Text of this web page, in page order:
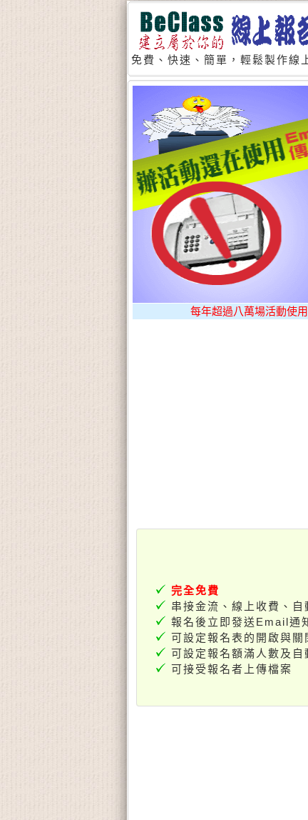
免費、快速、簡單，輕鬆製作線
每年超過八萬場活動使
完全免費
串接金流、線上收費、自
報名後立即發送Email通
可設定報名表的開啟與關
可設定報名額滿人數及自
可接受報名者上傳檔案